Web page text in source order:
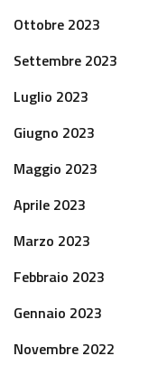
Ottobre 2023
Settembre 2023
Luglio 2023
Giugno 2023
Maggio 2023
Aprile 2023
Marzo 2023
Febbraio 2023
Gennaio 2023
Novembre 2022